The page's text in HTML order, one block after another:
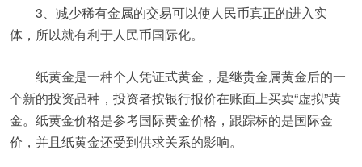
3、减少稀有金属的交易可以使人民币真正的进入实
体，所以就有利于人民币国际化。
纸黄金是一种个人凭证式黄金，是继贵金属黄金后的一
个新的投资品种，投资者按银行报价在账面上买卖“虚拟”黄
金。纸黄金价格是参考国际黄金价格，跟踪标的是国际金
价，并且纸黄金还受到供求关系的影响。